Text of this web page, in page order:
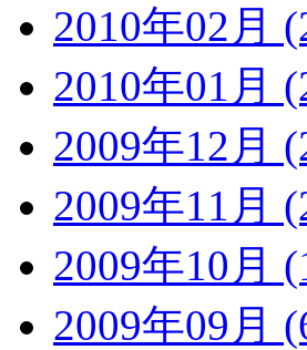
2010年02月
2010年01月
2009年12月
2009年11月
2009年10月
2009年09月